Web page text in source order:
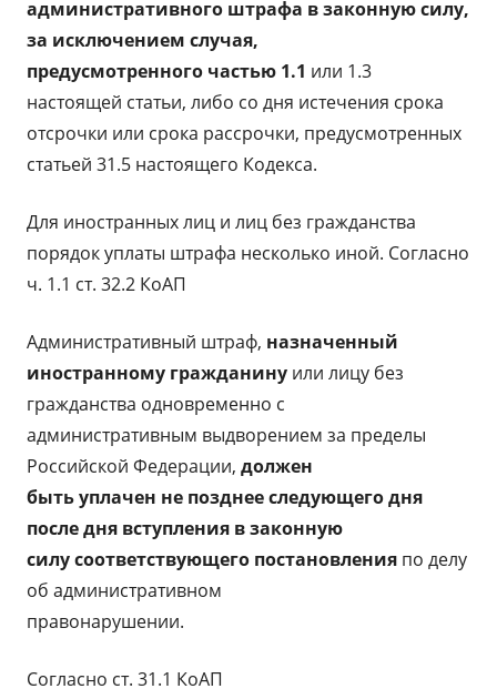
административного штрафа в законную силу,
за исключением случая,
предусмотренного частью 1.1 или 1.3
настоящей статьи, либо со дня истечения срока
отсрочки или срока рассрочки, предусмотренных
статьей 31.5 настоящего Кодекса.
Для иностранных лиц и лиц без гражданства
порядок уплаты штрафа несколько иной. Согласно
ч. 1.1 ст. 32.2 КоАП
Административный штраф, назначенный
иностранному гражданину или лицу без
гражданства одновременно с
административным выдворением за пределы
Российской Федерации, должен
быть уплачен не позднее следующего дня
после дня вступления в законную
силу соответствующего постановления по делу
об административном
правонарушении.
Согласно ст. 31.1 КоАП